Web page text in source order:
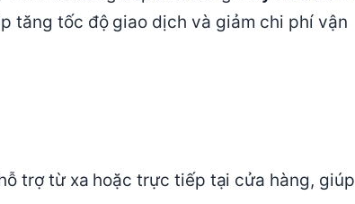
tăng tốc độ giao dịch và giảm chi phí vận
trợ từ xa hoặc trực tiếp tại cửa hàng, giúp